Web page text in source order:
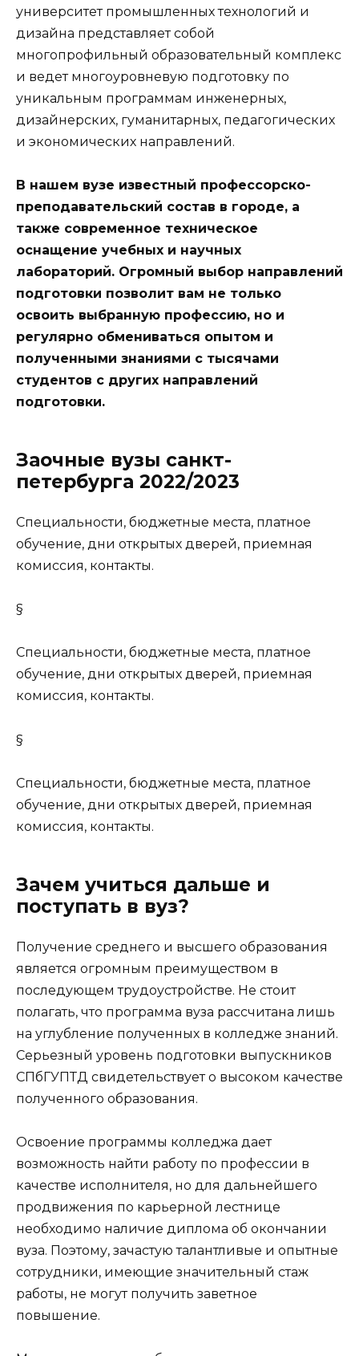
университет промышленных технологий и
дизайна представляет собой
многопрофильный образовательный комплекс
и ведет многоуровневую подготовку по
уникальным программам инженерных,
дизайнерских, гуманитарных, педагогических
и экономических направлений.
В нашем вузе известный профессорско-
преподавательский состав в городе, а
также современное техническое
оснащение учебных и научных
лабораторий. Огромный выбор направлений
подготовки позволит вам не только
освоить выбранную профессию, но и
регулярно обмениваться опытом и
полученными знаниями с тысячами
студентов с других направлений
подготовки.
Заочные вузы санкт-
петербурга 2022/2023
Специальности, бюджетные места, платное
обучение, дни открытых дверей, приемная
комиссия, контакты.
§
Специальности, бюджетные места, платное
обучение, дни открытых дверей, приемная
комиссия, контакты.
§
Специальности, бюджетные места, платное
обучение, дни открытых дверей, приемная
комиссия, контакты.
Зачем учиться дальше и
поступать в вуз?
Получение среднего и высшего образования
является огромным преимуществом в
последующем трудоустройстве. Не стоит
полагать, что программа вуза рассчитана лишь
на углубление полученных в колледже знаний.
Серьезный уровень подготовки выпускников
СПбГУПТД свидетельствует о высоком качестве
полученного образования.
Освоение программы колледжа дает
возможность найти работу по профессии в
качестве исполнителя, но для дальнейшего
продвижения по карьерной лестнице
необходимо наличие диплома об окончании
вуза. Поэтому, зачастую талантливые и опытные
сотрудники, имеющие значительный стаж
работы, не могут получить заветное
повышение.